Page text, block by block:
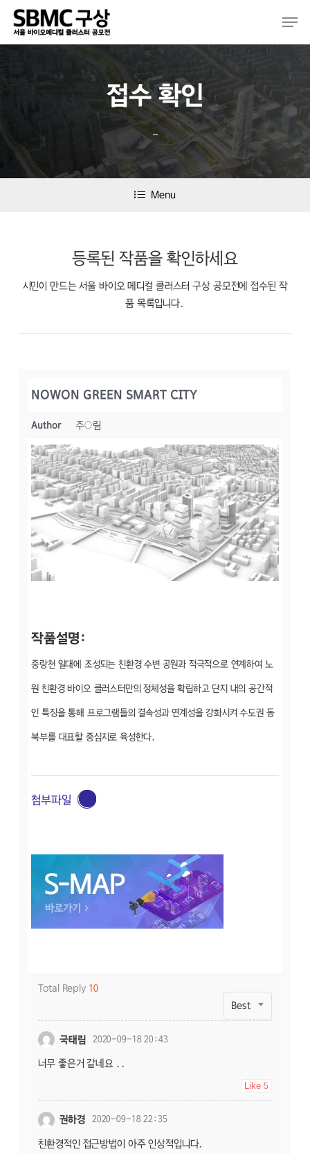
Skip
main
접수 확인
–
Menu
등록된 작품을 확인하세요
시민이 만드는 서울 바이오 메디컬 클러스터 구상 공모전에 접수된 작
품 목록입니다.
NOWON GREEN SMART CITY
Author 주○림
작품설명:
중랑천 일대에 조성되는 친환경 수변 공원과 적극적으로 연계하여 노
원 친환경 바이오 클러스터만의 정체성을 확립하고 단지 내의 공간적
인 특징을 통해 프로그램들의 결속성과 연계성을 강화시켜 수도권 동
북부를 대표할 중심지로 육성한다.
첨부파일
Total Reply 10
Best
국태림 2020-09-18 20:43
너무 좋은거 같네요 ..
Like 5
권하경 2020-09-18 22:35
친환경적인 접근방법이 아주 인상적입니다.